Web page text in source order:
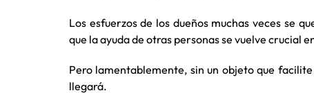
Los esfuerzos de los dueños muchas veces se
que la ayuda de otras personas se vuelve crucial
Pero lamentablemente, sin un objeto que
llegará.